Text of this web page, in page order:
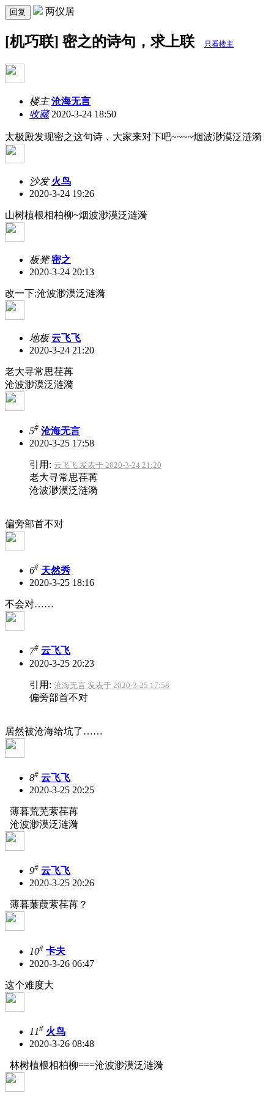
回复 两仪居
[机巧联] 密之的诗句，求上联 只看楼主
楼主 沧海无言
收藏2020-3-24 18:50
太极殿发现密之这句诗，大家来对下吧~~~~烟波渺漠泛涟漪
沙发 火鸟
2020-3-24 19:26
山树植根相柏柳~烟波渺漠泛涟漪
板凳 密之
2020-3-24 20:13
改一下:沧波渺漠泛涟漪
地板 云飞飞
2020-3-24 21:20
老大寻常思荏苒
沧波渺漠泛涟漪
5# 沧海无言
2020-3-25 17:58
引用: 云飞飞 发表于 2020-3-24 21:20
老大寻常思荏苒
沧波渺漠泛涟漪
偏旁部首不对
6# 天然秀
2020-3-25 18:16
不会对……
7# 云飞飞
2020-3-25 20:23
引用: 沧海无言 发表于 2020-3-25 17:58
偏旁部首不对
居然被沧海给坑了……
8# 云飞飞
2020-3-25 20:25
薄暮荒芜萦荏苒
沧波渺漠泛涟漪
9# 云飞飞
2020-3-25 20:26
薄暮蒹葭萦荏苒？
10# 卡夫
2020-3-26 06:47
这个难度大
11# 火鸟
2020-3-26 08:48
林树植根相柏柳===沧波渺漠泛涟漪